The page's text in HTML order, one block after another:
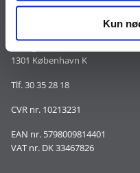
Kun
1301 København K
Tlf. 30 35 28 18
CVR nr. 10213231
EAN nr. 5798009814401
VAT nr. DK 33467826